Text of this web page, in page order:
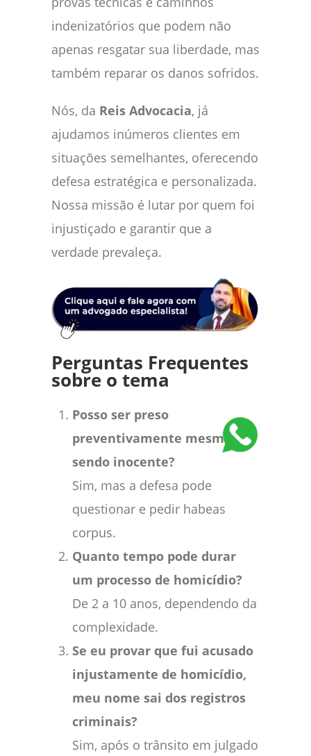
indenizatórios que podem não
apenas resgatar sua liberdade, mas
também reparar os danos sofridos.
Nós, da Reis Advocacia, já
ajudamos inúmeros clientes em
situações semelhantes, oferecendo
defesa estratégica e personalizada.
Nossa missão é lutar por quem foi
injustiçado e garantir que a
verdade prevaleça.
Perguntas Frequentes
sobre o tema
Posso ser preso
preventivamente mesmo
sendo inocente?
Sim, mas a defesa pode
questionar e pedir habeas
corpus.
Quanto tempo pode durar
um processo de homicídio?
De 2 a 10 anos, dependendo da
complexidade.
Se eu provar que fui acusado
injustamente de homicídio,
meu nome sai dos registros
criminais?
Sim, após o trânsito em julgado